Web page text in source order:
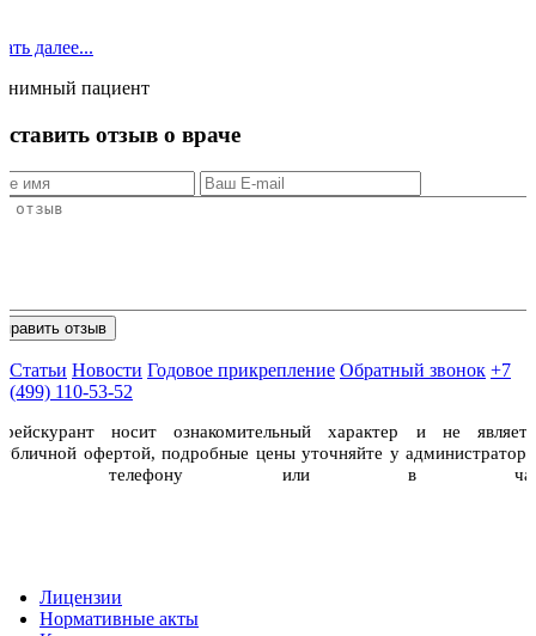
далее...
пациент
отзыв о враче
Статьи Новости Годовое прикрепление Обратный звонок +7
(499) 110-53-52
носит ознакомительный характер и не
офертой, подробные цены уточняйте у
телефону или в
Лицензии
Нормативные акты